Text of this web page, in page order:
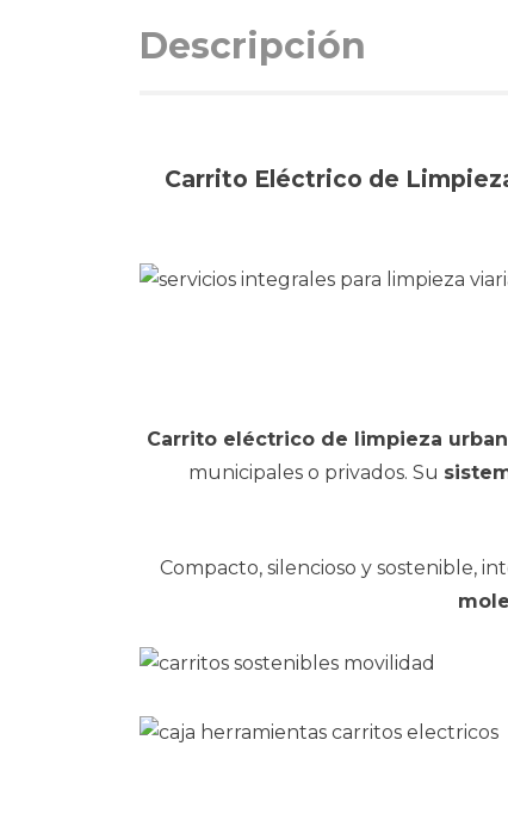
Descripción
Carrito Eléctrico de
Carrito eléctrico de limpieza
municipales o privados. Su
Compacto, silencioso y sostenible,